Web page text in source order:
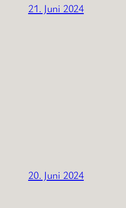
21. Juni 2024
20. Juni 2024